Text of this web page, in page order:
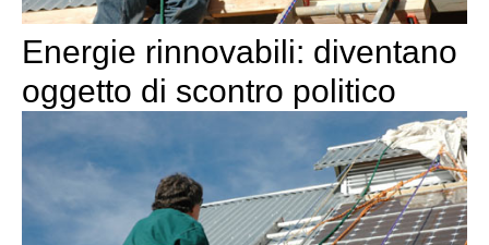
Energie rinnovabili: diventano
oggetto di scontro politico